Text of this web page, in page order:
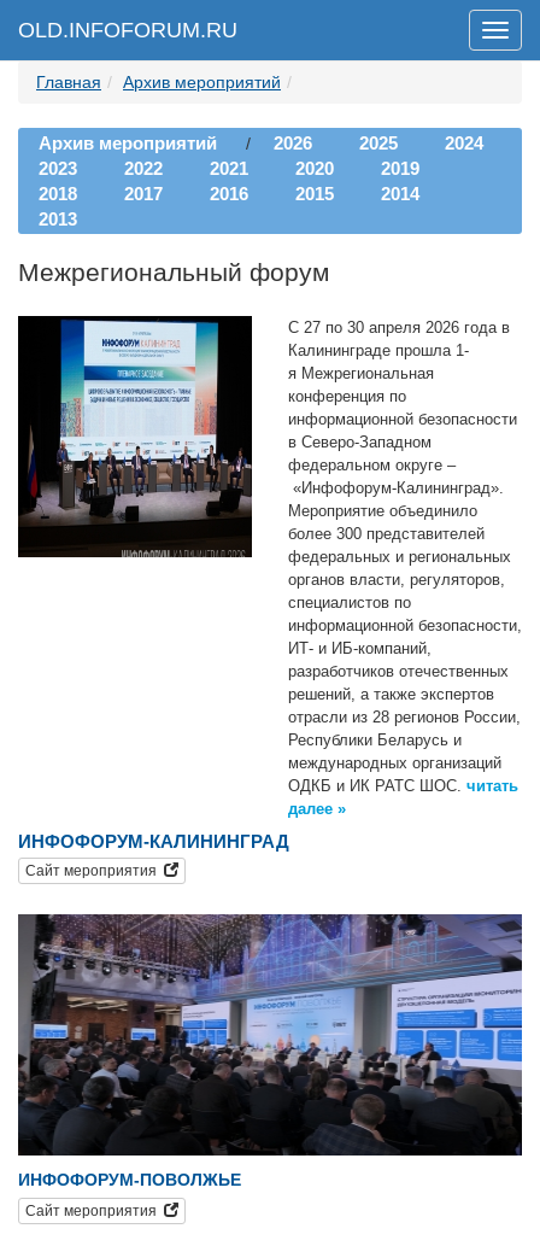
Меню
OLD.INFOFORUM.RU
Главная Архив мероприятий
Архив мероприятий / 2026 2025
2024
2023
2022 2021 2020
2019
2018
2017 2016 2015
2014
2013
Межрегиональный форум
С 27 по 30 апреля 2026 года в
Калининграде прошла 1-
я Межрегиональная
конференция по
информационной безопасности
в Северо-Западном
федеральном округе –
«Инфофорум-Калининград».
Мероприятие объединило
более 300 представителей
федеральных и региональных
органов власти, регуляторов,
специалистов по
информационной безопасности,
ИТ- и ИБ-компаний,
разработчиков отечественных
решений, а также экспертов
отрасли из 28 регионов России,
Республики Беларусь и
международных организаций
ОДКБ и ИК РАТС ШОС. читать
далее »
ИНФОФОРУМ-КАЛИНИНГРАД
Сайт мероприятия
ИНФОФОРУМ-ПОВОЛЖЬЕ
Сайт мероприятия